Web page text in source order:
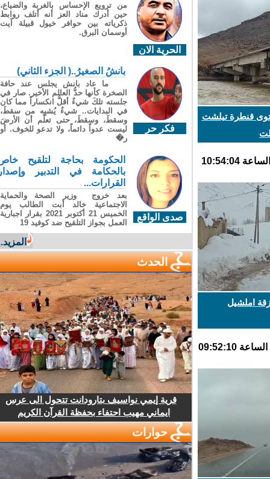
قنطرة تيلشت
املشيل
الحرية الان
من ترويع الإحساس بالغربة والضياع،
حين أدرك مناد العز أنه أتلف روابط
ذكرياته بين حوافر خيول قبيلة آيت
أوسمان البرق.
فكر حر
بانشُ الصغيرُ..( الجزء الثاني)
ما عاد بانش يجلس عند حافة
الصخرة كأنها حدُّ العالم الأخير. صار في
جلسته تلكَ شيءٌ أقلُّ انكساراً مما كان
في البدايات.. شيءٌ يُشبِه من سقطَ،
وسقطَ، وسقطَ، حتى تعلّم أن الأرضَ
ليست عدواً دائماً، ولا تدعو للخوف. أو
ر�
صدى الواقع
الحكومة بحاجة لتلقيح خاص
بالحكامة في التدبير وإصدار
القرارات...
بعد خروج وزير الصحة والحماية
الاجتماعية خالد أبت الطالب يوم
الخميس 21 أكتوبر 2021 بقرار اجبارية
العمل بجواز التلقيح ضد كوفيد 19
المزيد...
الحدث
قرية إيمي نواسيف بتارودانت تتحول الى عرس
ايماني مهيب احتفاء بحفظة القرآن الكريم
حوارات